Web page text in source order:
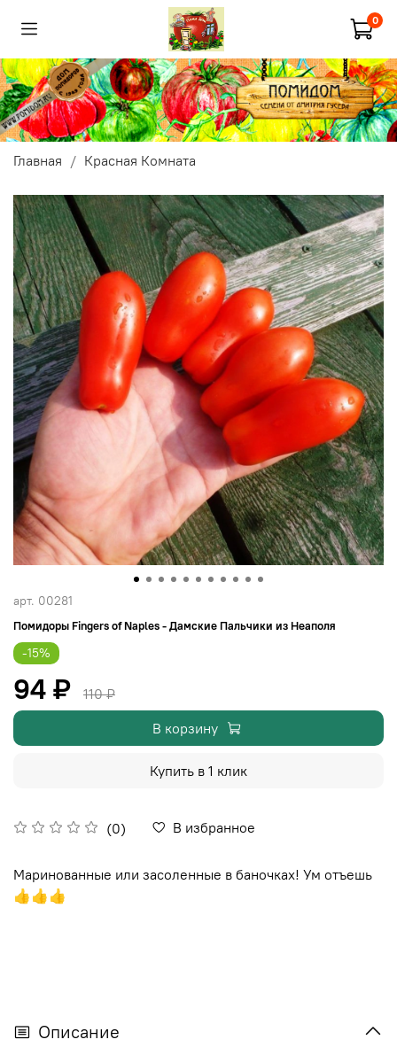
0
Главная Красная Комната
арт. 00281
Помидоры Fingers of Naples - Дамские Пальчики из Неаполя
(0) В избранное
-15%
94 ₽
110 ₽
В корзину
Купить в 1 клик
Маринованные или засоленные в баночках! Ум отъешь
👍👍👍
Описание